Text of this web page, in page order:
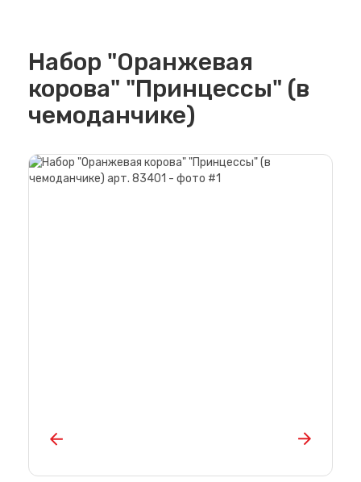
Набор "Оранжевая
корова" "Принцессы" (в
чемоданчике)